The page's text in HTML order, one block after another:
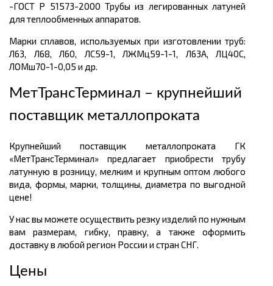
-ГОСТ Р 51573-2000 Трубы из легированных латуней
для теплообменных аппаратов.
Марки сплавов, используемых при изготовлении труб:
Л63, Л68, Л60, ЛС59-1, ЛЖМц59-1-1, Л63А, ЛЦ40С,
ЛОМш70-1-0,05 и др.
МетТрансТерминал – крупнейший
поставщик металлопроката
Крупнейший поставщик металлопроката ГК
«МетТрансТерминал» предлагает приобрести трубу
латунную в розницу, мелким и крупным оптом любого
вида, формы, марки, толщины, диаметра по выгодной
цене!
У нас вы можете осуществить резку изделий по нужным
вам размерам, гибку, правку, а также оформить
доставку в любой регион России и стран СНГ.
Цены